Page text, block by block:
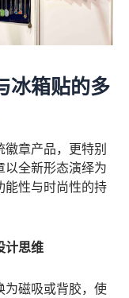
冰箱贴的多
章产品，更特别
以全新形态演绎为
能性与时尚性的持
计思维
为磁吸或背胶，使